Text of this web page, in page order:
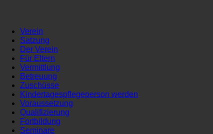
Verein
Satzung
Der Verein
Für Eltern
Vermittlung
Betreuung
Zuschüsse
Kindertagespflegeperson werden
Voraussetzung
Qualifizierung
Fortbildung
Seminare